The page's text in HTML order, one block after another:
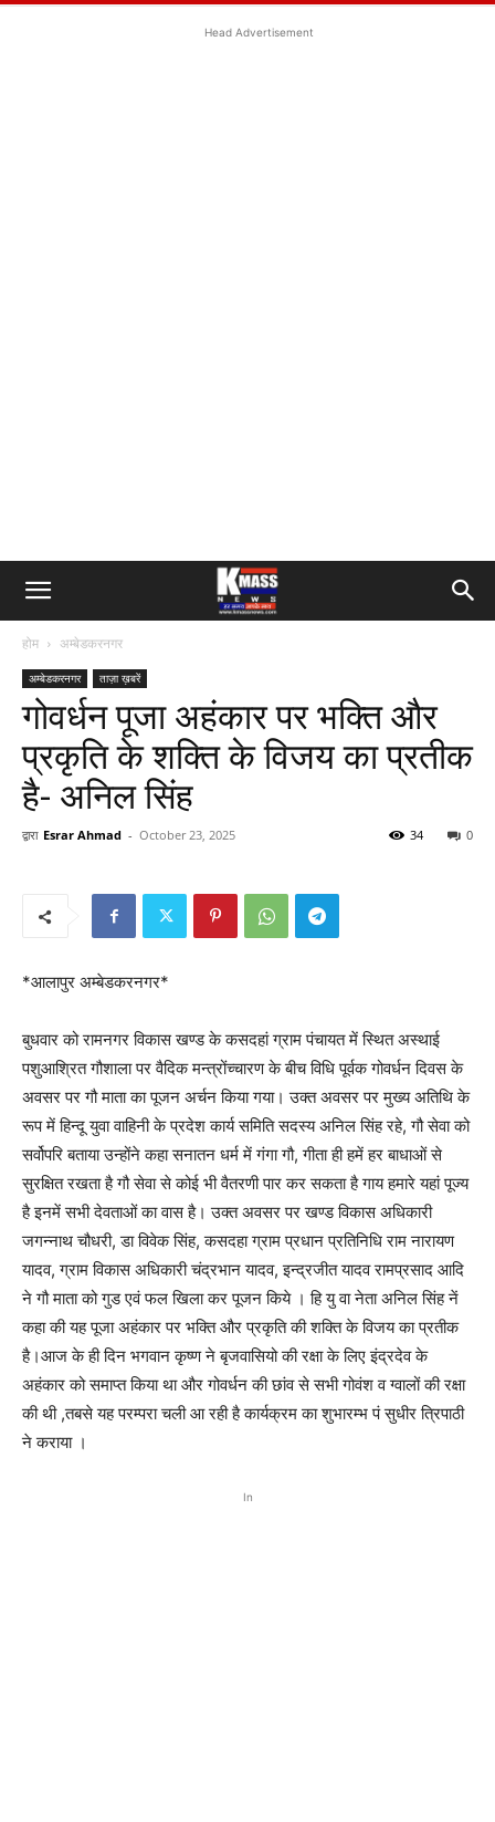
Head Advertisement
होम अम्बेडकरनगर
अम्बेडकरनगर ताज़ा ख़बरें
गोवर्धन पूजा अहंकार पर भक्ति और
प्रकृति के शक्ति के विजय का प्रतीक
है- अनिल सिंह
द्वारा Esrar Ahmad - October 23, 2025 0
34
*आलापुर अम्बेडकरनगर*
बुधवार को रामनगर विकास खण्ड के कसदहां ग्राम पंचायत में स्थित अस्थाई
पशुआश्रित गौशाला पर वैदिक मन्त्रोंच्चारण के बीच विधि पूर्वक गोवर्धन दिवस के
अवसर पर गौ माता का पूजन अर्चन किया गया। उक्त अवसर पर मुख्य अतिथि के
रूप में हिन्दू युवा वाहिनी के प्रदेश कार्य समिति सदस्य अनिल सिंह रहे, गौ सेवा को
सर्वोपरि बताया उन्होंने कहा सनातन धर्म में गंगा गौ, गीता ही हमें हर बाधाओं से
सुरक्षित रखता है गौ सेवा से कोई भी वैतरणी पार कर सकता है गाय हमारे यहां पूज्य
है इनमें सभी देवताओं का वास है। उक्त अवसर पर खण्ड विकास अधिकारी
जगन्नाथ चौधरी, डा विवेक सिंह, कसदहा ग्राम प्रधान प्रतिनिधि राम नारायण
यादव, ग्राम विकास अधिकारी चंद्रभान यादव, इन्द्रजीत यादव रामप्रसाद आदि
ने गौ माता को गुड एवं फल खिला कर पूजन किये । हि यु वा नेता अनिल सिंह नें
कहा की यह पूजा अहंकार पर भक्ति और प्रकृति की शक्ति के विजय का प्रतीक
है।आज के ही दिन भगवान कृष्ण ने बृजवासियो की रक्षा के लिए इंद्रदेव के
अहंकार को समाप्त किया था और गोवर्धन की छांव से सभी गोवंश व ग्वालों की रक्षा
की थी ,तबसे यह परम्परा चली आ रही है कार्यक्रम का शुभारम्भ पं सुधीर त्रिपाठी
ने कराया ।
In